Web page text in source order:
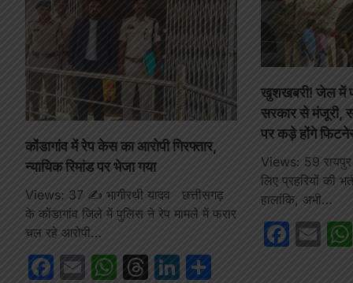
कोंडागांव में रेप केस का आरोपी गिरफ्तार,
न्यायिक रिमांड पर भेजा गया
Views: 37 ✍️ भागीरथी यादव छत्तीसगढ़
के कोंडागांव जिले में पुलिस ने रेप मामले में फरार
चल रहे आरोपी…
Facebook
EmailWhatsApp
Threads
LinkedIn
खुशखबरी! जेल में
सरकार से मंजूरी,
पर कड़े होंगे
Views: 59
लिए प्रहरियों की
हालांकि, अभी…